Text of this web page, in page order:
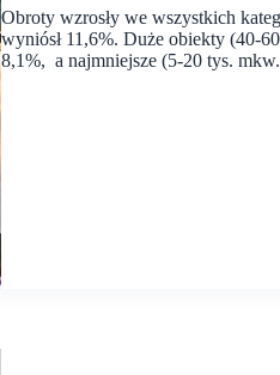
Obroty wzrosły we wszystkich
wyniósł 11,6%. Duże obiekty (40-
8,1%, a najmniejsze (5-20 tys.